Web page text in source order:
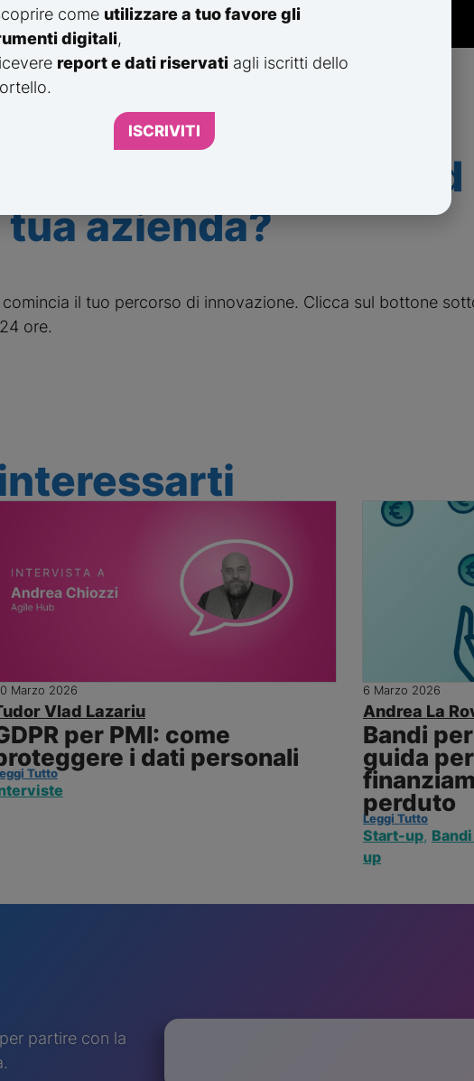
AGEVOLATA
l’argomento ed
azienda?
il tuo percorso di innovazione. Clicca sul bottone
ore.
Marzo 2026
Vlad Lazariu
per PMI: come
i dati personali
Tutto
6 Marzo 2026
Andrea La
Bandi
guida
perduto
Leggi Tutto
Start-up,
up
partire con la
come utilizzare a tuo favore gli
digitali,
report e dati riservati agli iscritti dello
ISCRIVITI